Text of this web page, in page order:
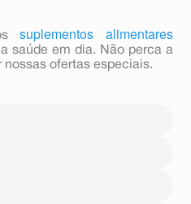
suplementos alimentares
saúde em dia. Não perca a
ofertas especiais.